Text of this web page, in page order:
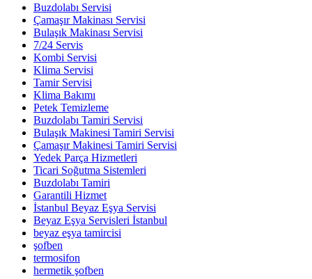
Buzdolabı Servisi
Çamaşır Makinası Servisi
Bulaşık Makinası Servisi
7/24 Servis
Kombi Servisi
Klima Servisi
Tamir Servisi
Klima Bakımı
Petek Temizleme
Buzdolabı Tamiri Servisi
Bulaşık Makinesi Tamiri Servisi
Çamaşır Makinesi Tamiri Servisi
Yedek Parça Hizmetleri
Ticari Soğutma Sistemleri
Buzdolabı Tamiri
Garantili Hizmet
İstanbul Beyaz Eşya Servisi
Beyaz Eşya Servisleri İstanbul
beyaz eşya tamircisi
şofben
termosifon
hermetik şofben